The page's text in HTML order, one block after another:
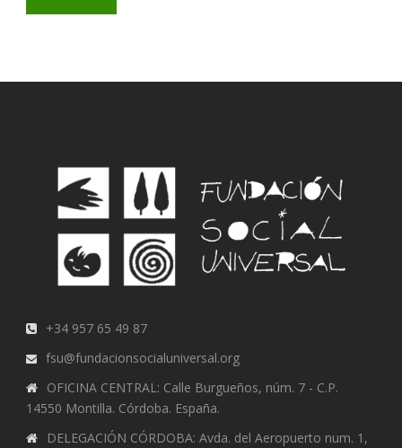
+34 957 65 49 87
fsu@fundacionsocialuniversal.org
OFICINA CENTRAL: Calle Burgueños, núm. 7 - C.P.
14550 Montilla. Córdoba. España.
DELEGACIÓN CÓRDOBA: Avda. del Aeropuerto num. 1,